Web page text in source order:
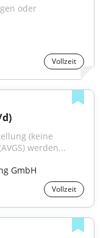
oder
Vollzeit
(keine
werden...
GmbH
Vollzeit